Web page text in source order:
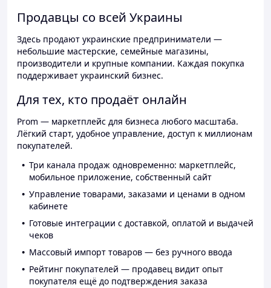
Продавцы со всей Украины
Здесь продают украинские предприниматели —
небольшие мастерские, семейные магазины,
производители и крупные компании. Каждая покупка
поддерживает украинский бизнес.
Для тех, кто продаёт онлайн
Prom — маркетплейс для бизнеса любого масштаба.
Лёгкий старт, удобное управление, доступ к миллионам
покупателей.
Три канала продаж одновременно: маркетплейс,
мобильное приложение, собственный сайт
Управление товарами, заказами и ценами в одном
кабинете
Готовые интеграции с доставкой, оплатой и выдачей
чеков
Массовый импорт товаров — без ручного ввода
Рейтинг покупателей — продавец видит опыт
покупателя ещё до подтверждения заказа